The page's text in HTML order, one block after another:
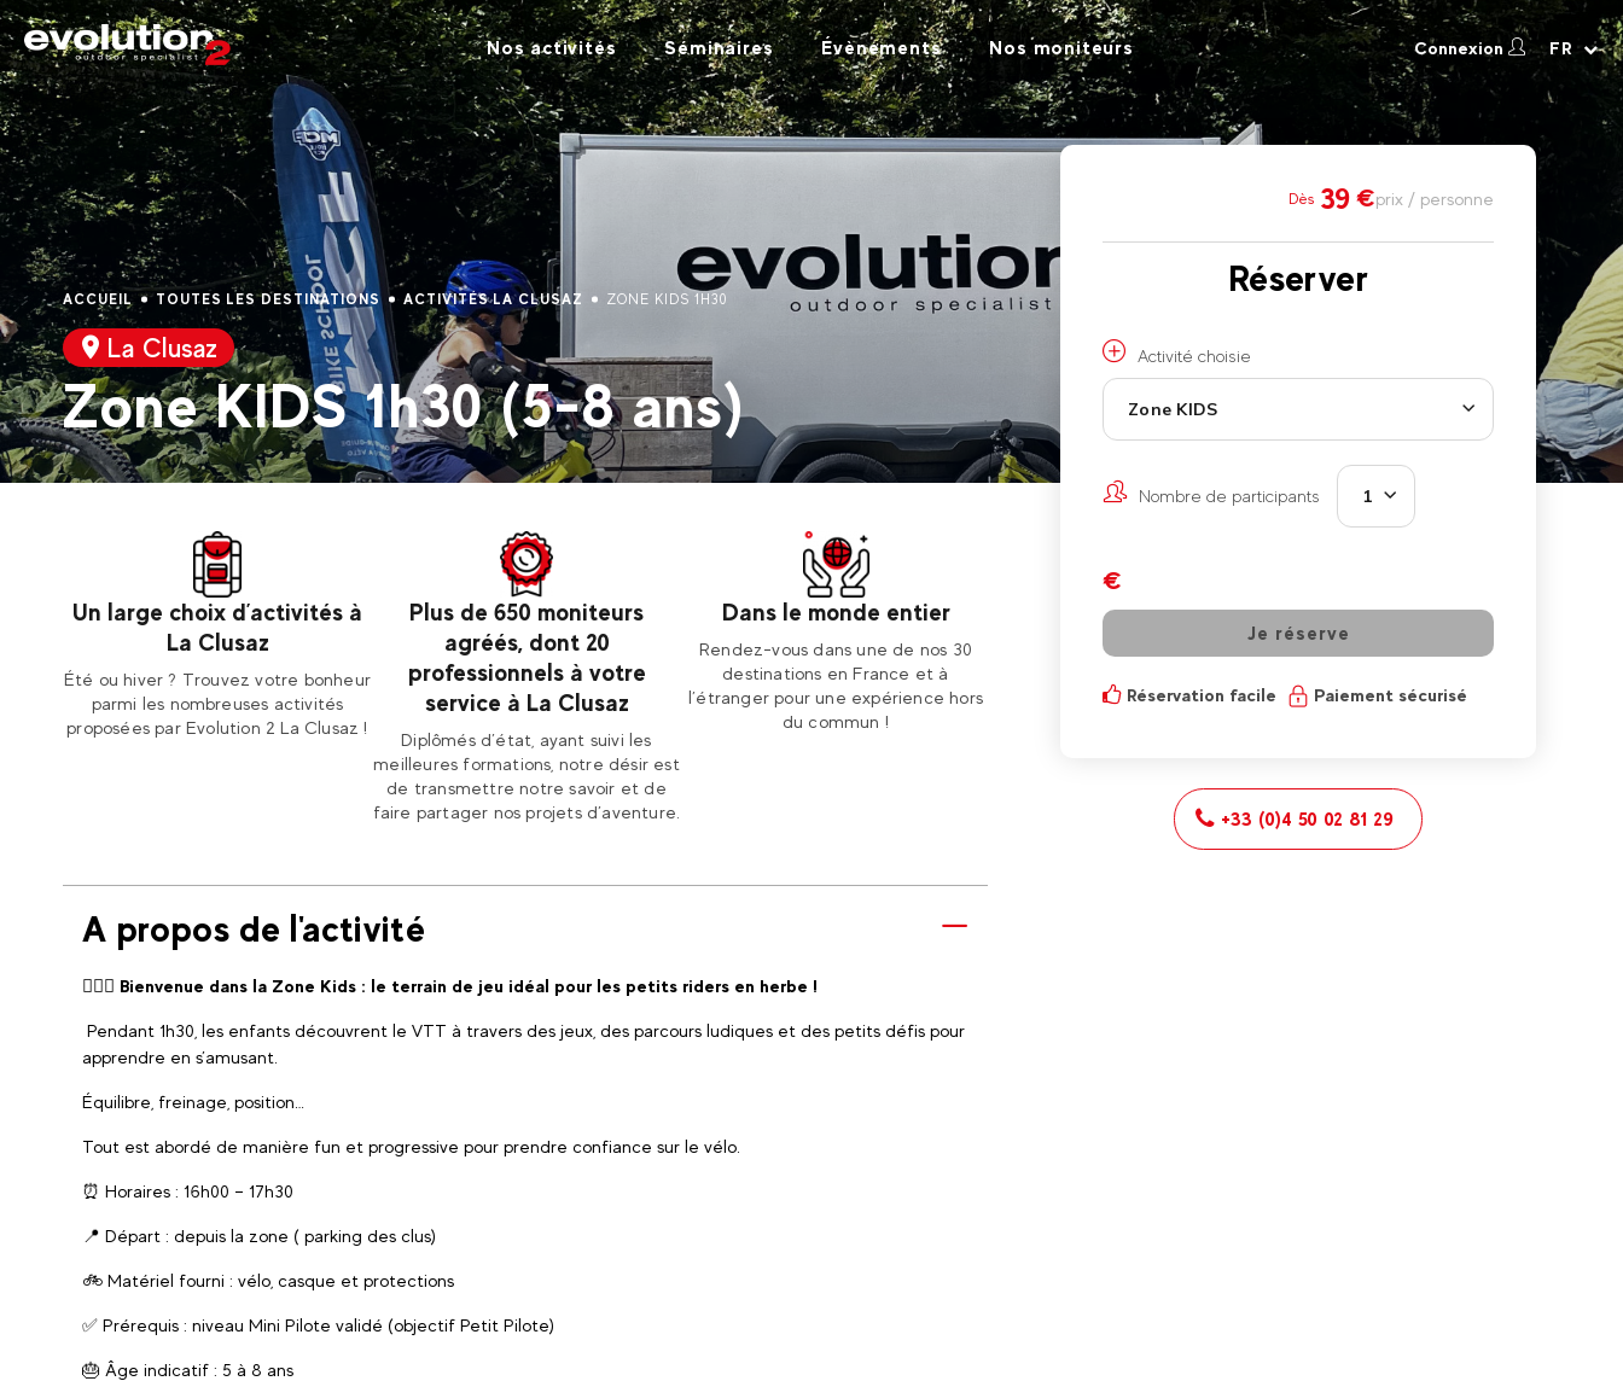
Nos activités Séminaires Évènements Nos moniteurs Connexion FR
ACCUEIL TOUTES LES DESTINATIONS ACTIVITÉS LA CLUSAZ ZONE KIDS 1H30
La Clusaz
Zone KIDS 1h30 (5-8 ans)
Un large choix d’activités à
La Clusaz
Été ou hiver ? Trouvez votre bonheur
parmi les nombreuses activités
proposées par Evolution 2 La Clusaz !
Plus de 650 moniteurs
agréés, dont 20
professionnels à votre
service à La Clusaz
Diplômés d’état, ayant suivi les
meilleures formations, notre désir est
de transmettre notre savoir et de
faire partager nos projets d’aventure.
Dans le monde entier
Rendez-vous dans une de nos 30
destinations en France et à
l’étranger pour une expérience hors
du commun !
A propos de l'activité
🚵🏼‍♀️ Bienvenue dans la Zone Kids : le terrain de jeu idéal pour les petits riders en herbe !
Pendant 1h30, les enfants découvrent le VTT à travers des jeux, des parcours ludiques et des petits défis pour
apprendre en s’amusant.
Équilibre, freinage, position…
Tout est abordé de manière fun et progressive pour prendre confiance sur le vélo.
⏰ Horaires : 16h00 – 17h30
📍 Départ : depuis la zone ( parking des clus)
🚲 Matériel fourni : vélo, casque et protections
✅ Prérequis : niveau Mini Pilote validé (objectif Petit Pilote)
🎂 Âge indicatif : 5 à 8 ans
Dès 39 €prix / personne
Réserver
Activité choisie
Zone KIDS
Nombre de participants 1
€
Je réserve
Réservation facile Paiement sécurisé
+33 (0)4 50 02 81 29